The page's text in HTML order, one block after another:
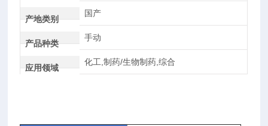
产地类别
国产
产品种类
手动
应用领域
化工,制药/生物制药,综合